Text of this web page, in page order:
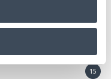
15